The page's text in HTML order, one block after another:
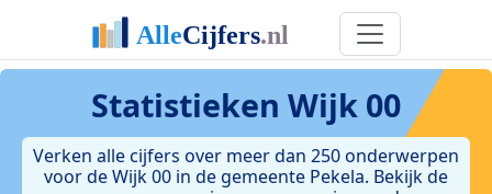
Statistieken Wijk 00
Verken alle cijfers over meer dan 250 onderwerpen
voor de Wijk 00 in de gemeente Pekela. Bekijk de